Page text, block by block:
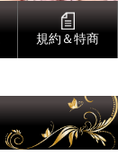
規約＆特商